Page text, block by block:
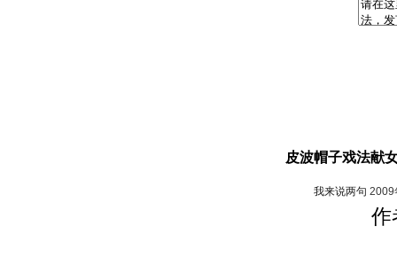
皮波帽子戏法献
我来说两句 2009
作